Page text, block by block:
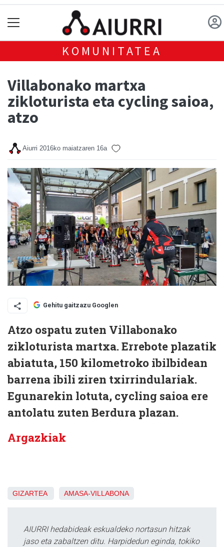
KOMUNITATEA
Villabonako martxa
zikloturista eta cycling saioa,
atzo
Aiurri 2016ko maiatzaren 16a
Gehitu gaitzazu Googlen
Atzo ospatu zuten Villabonako
zikloturista martxa. Errebote plazatik
abiatuta, 150 kilometroko ibilbidean
barrena ibili ziren txirrindulariak.
Egunarekin lotuta, cycling saioa ere
antolatu zuten Berdura plazan.
Argazkiak
GIZARTEA AMASA-VILLABONA
AIURRI hedabideak eskualdeko nortasun hitzak
jaso eta zabaltzen ditu. Harpidedun eginda, tokiko